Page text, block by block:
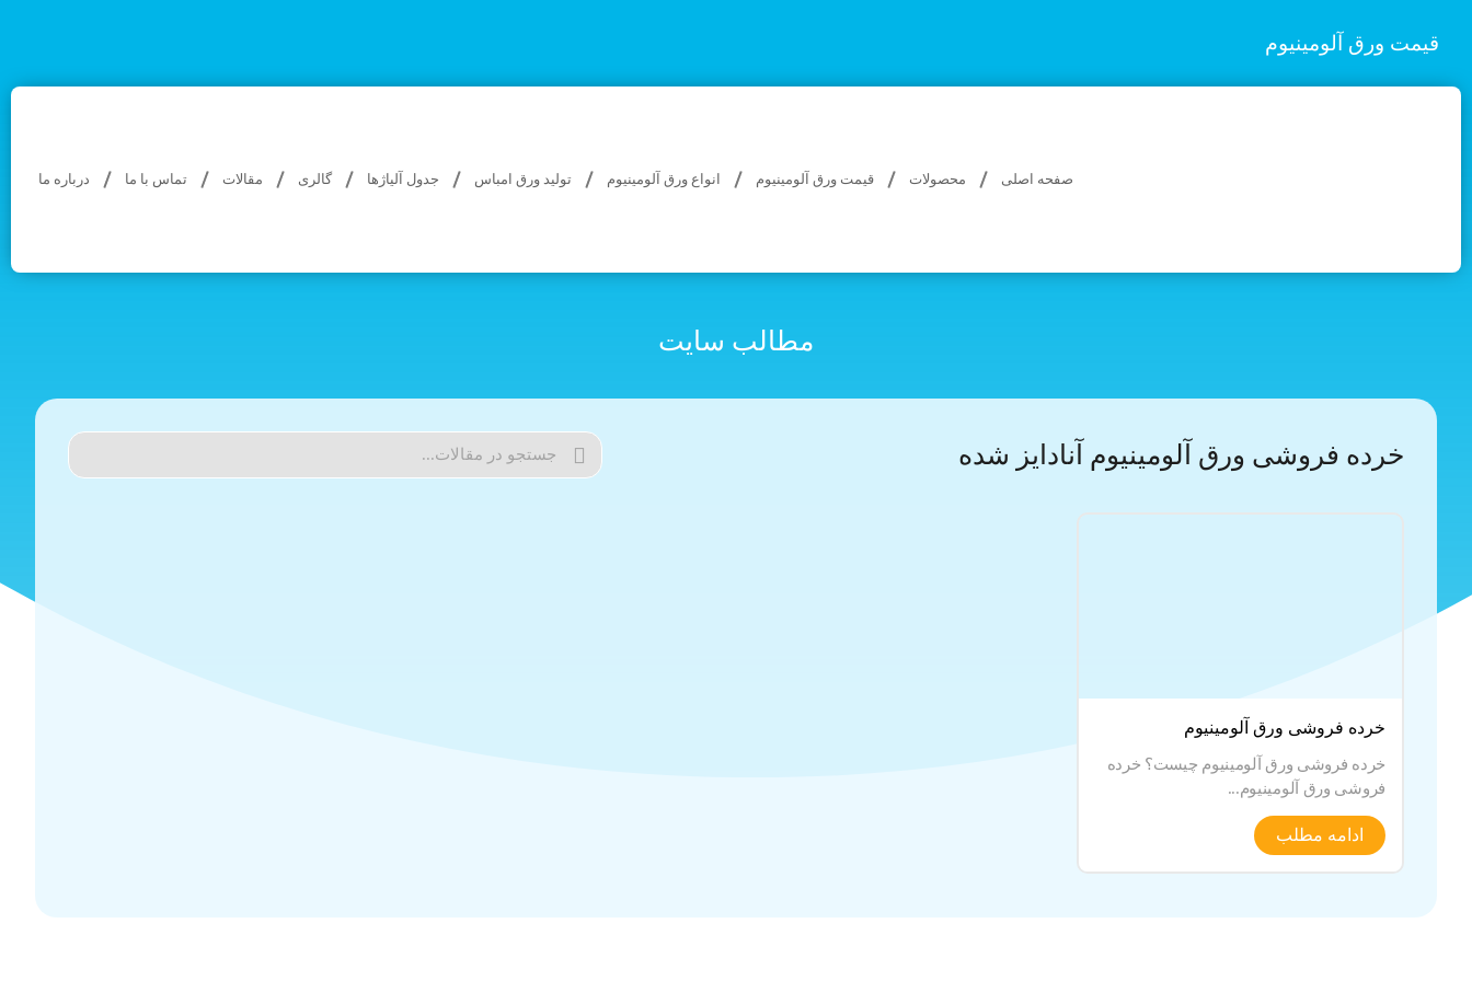
قیمت ورق آلومینیوم
صفحه اصلی محصولات قیمت ورق آلومینیوم انواع ورق آلومینیوم تولید ورق امباس جدول آلیاژها گالری مقالات تماس با ما درباره ما
مطالب سایت
خرده فروشی ورق آلومینیوم آنادایز شده
خرده فروشی ورق آلومینیوم
خرده فروشی ورق آلومینیوم چیست؟ خرده
فروشی ورق آلومینیوم...
ادامه مطلب